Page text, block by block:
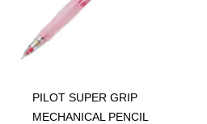
PILOT SUPER GRIP
MECHANICAL PENCIL